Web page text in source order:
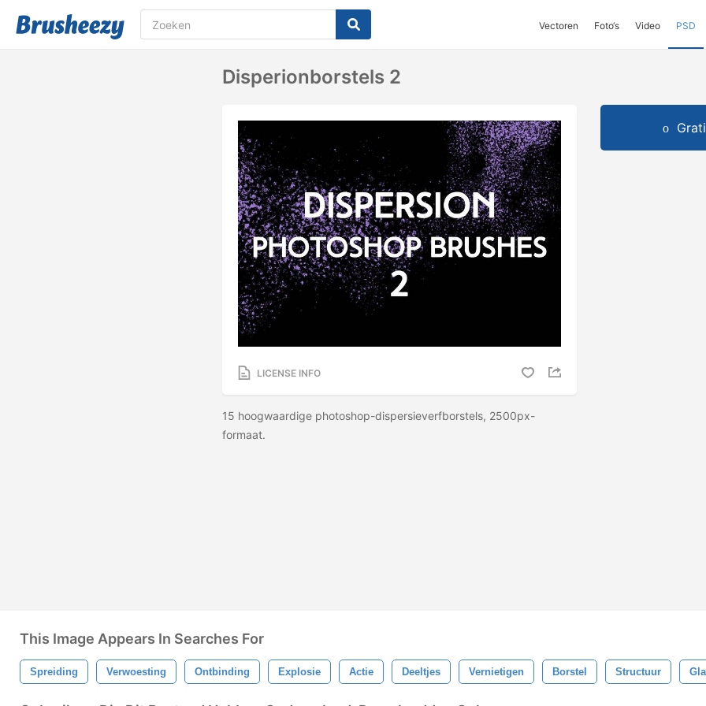
Vectoren Foto‘s Video PSD
Disperionborstels 2
LICENSE INFO
15 hoogwaardige photoshop-dispersieverfborstels, 2500px-
formaat.
This Image Appears In Searches For
Spreiding Verwoesting Ontbinding Explosie Actie Deeltjes Vernietigen Borstel Structuur